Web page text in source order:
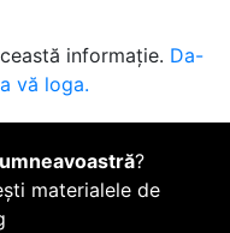
informație. Da-
vă loga.
?
materialele de